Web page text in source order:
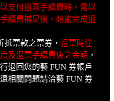
支付退票手續費時，需以
續費補足後，始能完成退
抵票款之票券， 退票時僅
及退票手續費後之金額 ，
退回您的藝 FUN 券帳戶
相關問題請洽藝 FUN 券